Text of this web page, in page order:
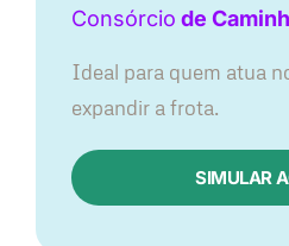
Consórcio de
Ideal para quem atua
expandir a frota.
SIMULAR